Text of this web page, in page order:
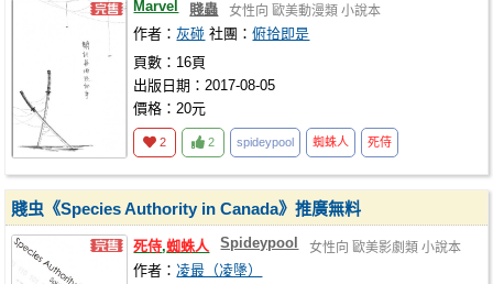
Marvel 賤蟲 女性向 歐美動漫類 小說本
作者：灰碰 社團：俯拾即是
頁數：16頁
出版日期：2017-08-05
價格：20元
2 2 spideypool 蜘蛛人 死侍
賤虫《Species Authority in Canada》推廣無料
死侍,蜘蛛人 Spideypool 女性向 歐美影劇類 小說本
作者： 凌最（凌墬）